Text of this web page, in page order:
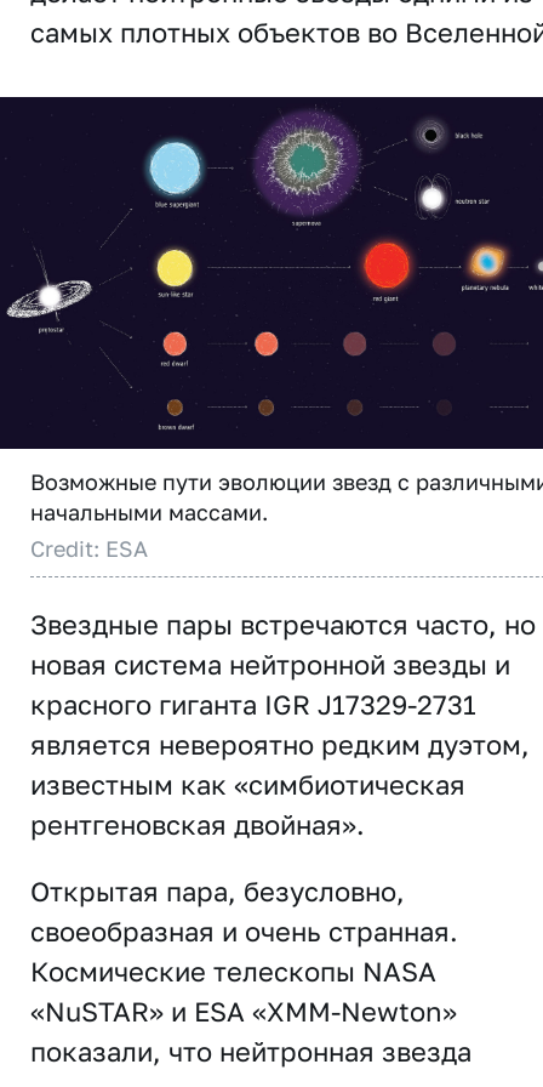
самых плотных объектов во
Возможные пути эволюции звезд c
начальными массами.
Credit: ESA
Звездные пары встречаются часто, но
новая система нейтронной звезды и
красного гиганта IGR J17329-2731
является невероятно редким дуэтом,
известным как «симбиотическая
рентгеновская двойная».
Открытая пара, безусловно,
своеобразная и очень странная.
Космические телескопы NASA
«NuSTAR» и ESA «XMM-Newton»
показали, что нейтронная звезда